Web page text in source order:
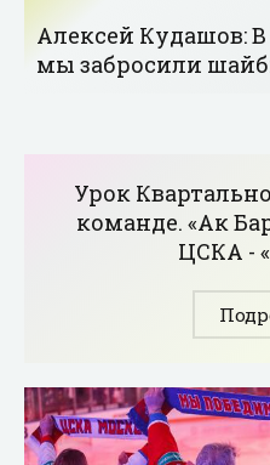
Алексей Кудашов:
мы забросили
Урок
команде. «Ак
ЦСКА -